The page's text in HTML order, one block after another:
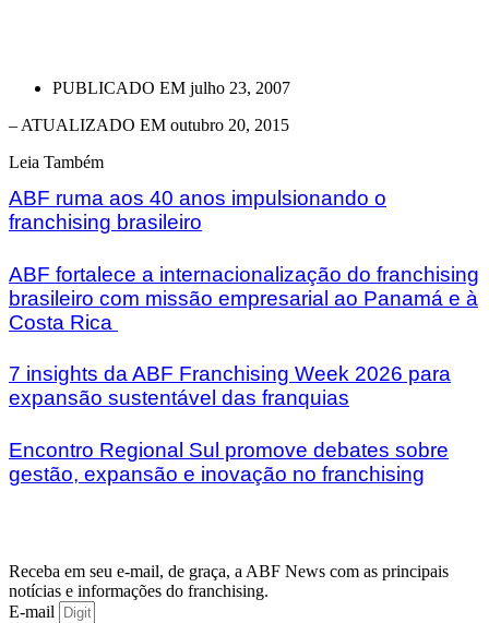
PUBLICADO EM julho 23, 2007
– ATUALIZADO EM outubro 20, 2015
Leia Também
ABF ruma aos 40 anos impulsionando o
franchising brasileiro
ABF fortalece a internacionalização do franchising
brasileiro com missão empresarial ao Panamá e à
Costa Rica
7 insights da ABF Franchising Week 2026 para
expansão sustentável das franquias
Encontro Regional Sul promove debates sobre
gestão, expansão e inovação no franchising
Receba em seu e-mail, de graça, a ABF News com as principais
notícias e informações do franchising.
E-mail